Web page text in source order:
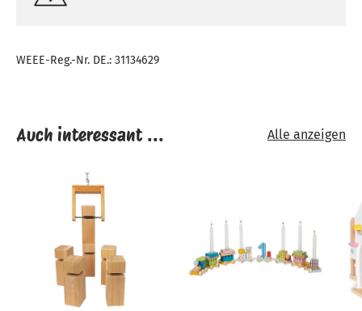
WEEE-Reg.-Nr. DE.: 31134629
Auch interessant ... Alle anzeigen